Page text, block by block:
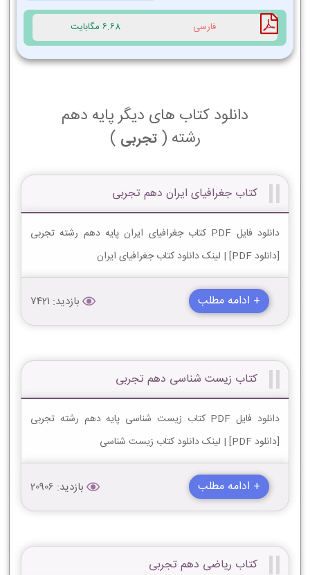
فارسی 6.68 مگابایت
دانلود کتاب های دیگر پایه دهم
رشته (تجربی )
کتاب جغرافیای ایران دهم تجربی
دانلود فایل PDF کتاب جغرافیای ایران پایه دهم رشته تجربی
[دانلود PDF] | لینک دانلود کتاب جغرافیای ایران
+ ادامه مطلب بازدید: 7421
کتاب زیست شناسی دهم تجربی
دانلود فایل PDF کتاب زیست شناسی پایه دهم رشته تجربی
[دانلود PDF] | لینک دانلود کتاب زیست شناسی
+ ادامه مطلب بازدید: 20906
کتاب ریاضی دهم تجربی